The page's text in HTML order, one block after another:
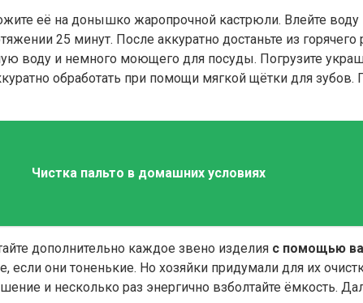
её на донышко жаропрочной кастрюли. Влейте
25 минут. После аккуратно достаньте из
воду и немного моющего для посуды. Погрузите
обработать при помощи мягкой щётки для
Чистка пальто в домашних условиях
дополнительно каждое звено изделия с помощью
если они тоненькие. Но хозяйки придумали для их
и несколько раз энергично взболтайте ёмкость.